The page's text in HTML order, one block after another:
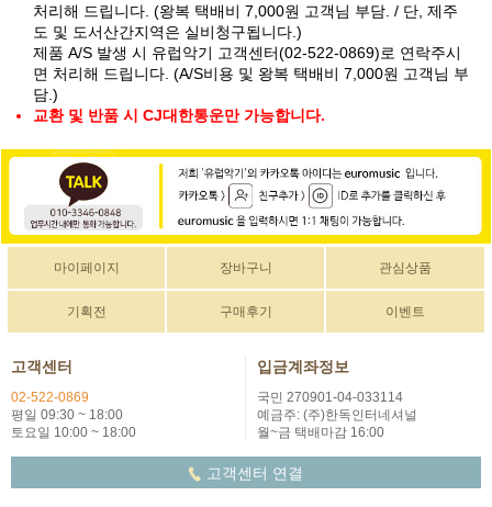
처리해 드립니다. (왕복 택배비 7,000원 고객님 부담. / 단, 제주
도 및 도서산간지역은 실비청구됩니다.)
제품 A/S 발생 시 유럽악기 고객센터(02-522-0869)로 연락주시
면 처리해 드립니다. (A/S비용 및 왕복 택배비 7,000원 고객님 부
담.)
교환 및 반품 시 CJ대한통운만 가능합니다.
마이페이지 장바구니 관심상품
기획전 구매후기 이벤트
고객센터
02-522-0869
평일 09:30 ~ 18:00
토요일 10:00 ~ 18:00
입금계좌정보
국민 270901-04-033114
예금주: (주)한독인터네셔널
월~금 택배마감 16:00
고객센터 연결